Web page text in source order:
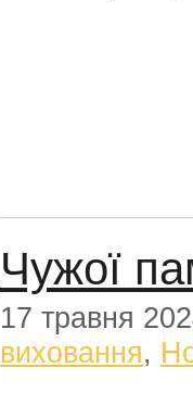
Чужої
17 травня
виховання,